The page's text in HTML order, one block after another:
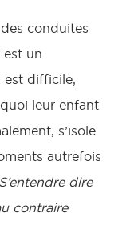
conduites
est un
est difficile,
leur enfant
s’isole
autrefois
dire
contraire